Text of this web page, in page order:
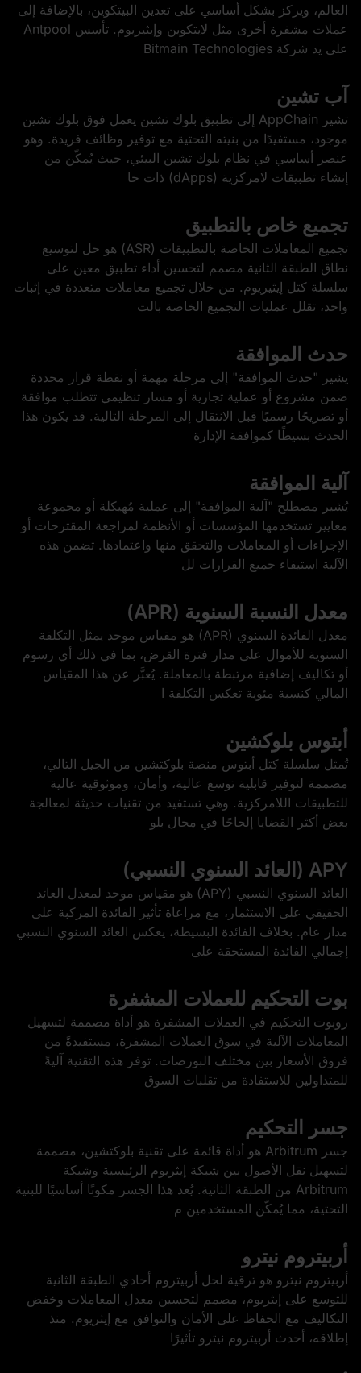
العالم، ويركز بشكل أساسي على تعدين البيتكوين، بالإضافة إلى
عملات مشفرة أخرى مثل لايتكوين وإيثيريوم. تأسس Antpool
على يد شركة Bitmain Technologies
آب تشين
تشير AppChain إلى تطبيق بلوك تشين يعمل فوق بلوك تشين
موجود، مستفيدًا من بنيته التحتية مع توفير وظائف فريدة. وهو
عنصر أساسي في نظام بلوك تشين البيئي، حيث يُمكّن من
إنشاء تطبيقات لامركزية (dApps) ذات حا
تجميع خاص بالتطبيق
تجميع المعاملات الخاصة بالتطبيقات (ASR) هو حل لتوسيع
نطاق الطبقة الثانية مصمم لتحسين أداء تطبيق معين على
سلسلة كتل إيثيريوم. من خلال تجميع معاملات متعددة في إثبات
واحد، تقلل عمليات التجميع الخاصة بالت
حدث الموافقة
يشير "حدث الموافقة" إلى مرحلة مهمة أو نقطة قرار محددة
ضمن مشروع أو عملية تجارية أو مسار تنظيمي تتطلب موافقة
أو تصريحًا رسميًا قبل الانتقال إلى المرحلة التالية. قد يكون هذا
الحدث بسيطًا كموافقة الإدارة
آلية الموافقة
يُشير مصطلح "آلية الموافقة" إلى عملية مُهيكلة أو مجموعة
معايير تستخدمها المؤسسات أو الأنظمة لمراجعة المقترحات أو
الإجراءات أو المعاملات والتحقق منها واعتمادها. تضمن هذه
الآلية استيفاء جميع القرارات لل
معدل النسبة السنوية (APR)
معدل الفائدة السنوي (APR) هو مقياس موحد يمثل التكلفة
السنوية للأموال على مدار فترة القرض، بما في ذلك أي رسوم
أو تكاليف إضافية مرتبطة بالمعاملة. يُعبَّر عن هذا المقياس
المالي كنسبة مئوية تعكس التكلفة ا
أبتوس بلوكشين
تُمثل سلسلة كتل أبتوس منصة بلوكتشين من الجيل التالي،
مصممة لتوفير قابلية توسع عالية، وأمان، وموثوقية عالية
للتطبيقات اللامركزية. وهي تستفيد من تقنيات حديثة لمعالجة
بعض أكثر القضايا إلحاحًا في مجال بلو
APY (العائد السنوي النسبي)
العائد السنوي النسبي (APY) هو مقياس موحد لمعدل العائد
الحقيقي على الاستثمار، مع مراعاة تأثير الفائدة المركبة على
مدار عام. بخلاف الفائدة البسيطة، يعكس العائد السنوي النسبي
إجمالي الفائدة المستحقة على
بوت التحكيم للعملات المشفرة
روبوت التحكيم في العملات المشفرة هو أداة مصممة لتسهيل
المعاملات الآلية في سوق العملات المشفرة، مستفيدةً من
فروق الأسعار بين مختلف البورصات. توفر هذه التقنية آليةً
للمتداولين للاستفادة من تقلبات السوق
جسر التحكيم
جسر Arbitrum هو أداة قائمة على تقنية بلوكتشين، مصممة
لتسهيل نقل الأصول بين شبكة إيثريوم الرئيسية وشبكة
Arbitrum من الطبقة الثانية. يُعد هذا الجسر مكونًا أساسيًا للبنية
التحتية، مما يُمكّن المستخدمين م
أربيتروم نيترو
أربيتروم نيترو هو ترقية لحل أربيتروم أحادي الطبقة الثانية
للتوسع على إيثريوم، مصمم لتحسين معدل المعاملات وخفض
التكاليف مع الحفاظ على الأمان والتوافق مع إيثريوم. منذ
إطلاقه، أحدث أربيتروم نيترو تأثيرًا